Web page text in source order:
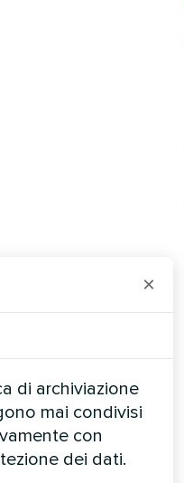
×
di archiviazione
mai condivisi
con
dei dati.